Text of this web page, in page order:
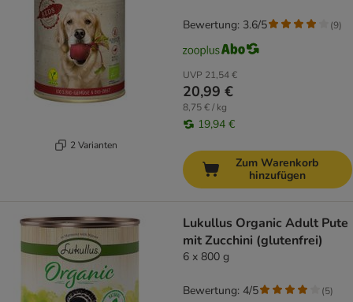
2 Varianten
UVP 21,54 €
20,99 €
8,75 € / kg
19,94 €
Bewertung: 3.6/5 (9)
Zum Warenkorb
hinzufügen
Lukullus Organic Adult Pute
mit Zucchini (glutenfrei)
6 x 800 g
Bewertung: 4/5 (5)